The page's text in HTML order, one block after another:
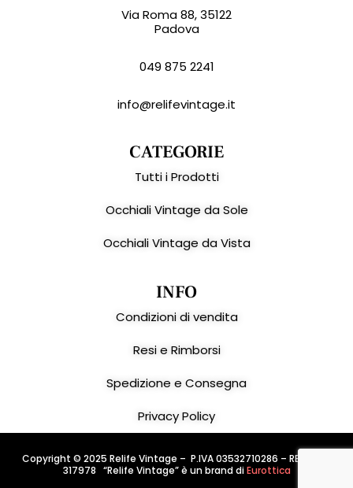
INFO
Condizioni di vendita
Resi e Rimborsi
Spedizione e Consegna
Privacy Policy
CATEGORIE
Tutti i Prodotti
Occhiali Vintage da Sole
Occhiali Vintage da Vista
Via Roma 88, 35122
Padova
049 875 2241
info@relifevintage.it
Copyright © 2025 Relife Vintage – P.IVA 03532710286 – REA: PD –
317978 “Relife Vintage” è un brand diEurottica